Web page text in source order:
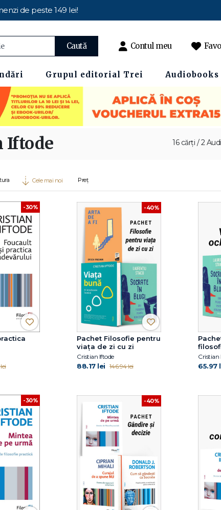
de peste 149 lei!
Caută Contul meu
Grupul editorial Trei Audiobooks
16 cărți / 2
Iftode
Cele mai noi Preț
-30% -40%
Pachet Filosofie pentru
viața de zi cu zi
Cristian Iftode
88.17 lei 146.94 lei
Cristian
65.97
-30% -40%